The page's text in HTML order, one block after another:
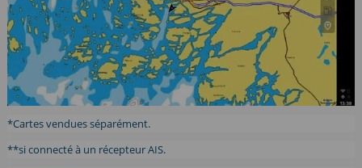
*Cartes vendues séparément.
**si connecté à un récepteur AIS.